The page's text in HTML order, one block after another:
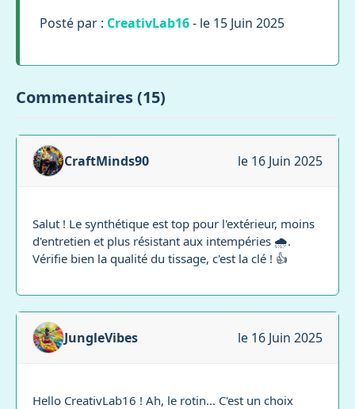
Posté par : CreativLab16- le 15 Juin 2025
Commentaires (15)
CraftMinds90 le 16 Juin 2025
Salut ! Le synthétique est top pour l'extérieur, moins
d'entretien et plus résistant aux intempéries 🌧️.
Vérifie bien la qualité du tissage, c'est la clé ! 👍
JungleVibes le 16 Juin 2025
Hello CreativLab16 ! Ah, le rotin... C'est un choix